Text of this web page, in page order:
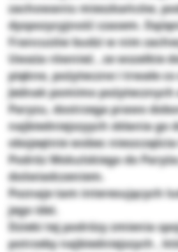
zachowaniu mieszkańców,
dyspozycyjność czasem.
Francuzów budzi w nim
Uważa również , ze wszelkie
piękne, pożyteczne i trwałe
Jednak pomimo
Paryzu, dostrzega prawo
najbiedniejszyych skłania go
obojeętnie wobec
Podróz Wokulskiego do
doświadczeniem.
Poznaje tam interesujących
jego idei.
Dzieki tej podrózy zmienia
potrzeby najbiedniejszych ,